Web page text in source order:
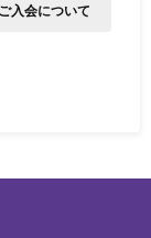
入会について